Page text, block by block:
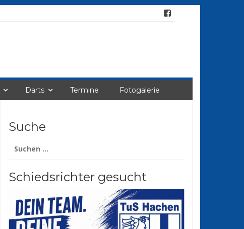
Darts Termine Fotogalerie
Suche
nach:
Schiedsrichter gesucht